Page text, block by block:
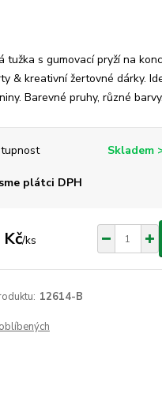
tužka s gumovací pryží na
& kreativní žertovné dárky.
Barevné pruhy, různé
Skladem
plátci DPH
/ks
12614-B